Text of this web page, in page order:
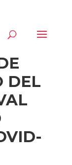
DEL